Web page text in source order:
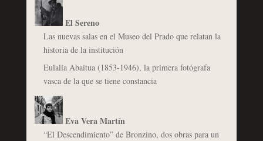
El Sereno
Las nuevas salas en el Museo del Prado que relatan la
historia de la institución
Eulalia Abaitua (1853-1946), la primera fotógrafa
vasca de la que se tiene constancia
Eva Vera Martín
“El Descendimiento” de Bronzino, dos obras para un